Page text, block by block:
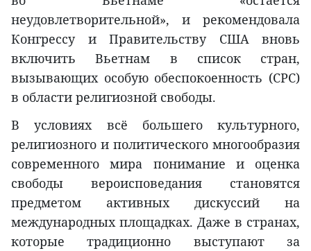
неудовлетворительной», и рекомендовала
Конгрессу и Правительству США вновь
включить Вьетнам в список стран,
вызывающих особую обеспокоенность (CPC)
в области религиозной свободы.
В условиях всё большего культурного,
религиозного и политического многообразия
современного мира понимание и оценка
свободы вероисповедания становятся
предметом активных дискуссий на
международных площадках. Даже в странах,
которые традиционно выступают за